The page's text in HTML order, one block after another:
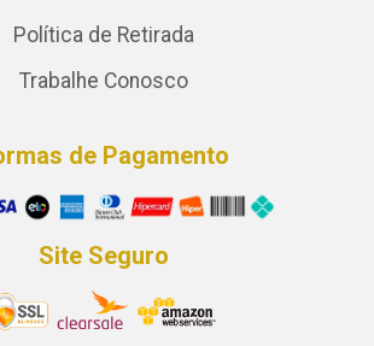
Política de Retirada
Trabalhe Conosco
de Pagamento
Site Seguro